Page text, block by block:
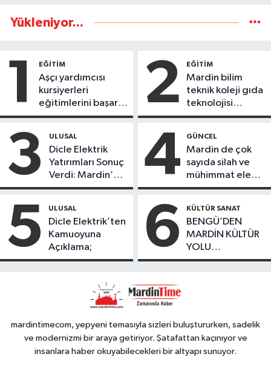
Yükleniyor...
1 EĞİTİM
Aşçı yardımcısı
kursiyerleri
eğitimlerini başarı
ile tamamladı
2 EĞİTİM
Mardin bilim
teknik koleji gıda
teknolojisi
öğrencileri
ürünlerini satarak
köydeki
çoçuklara kitap
desteğinde
bulundu
3 ULUSAL
Dicle Elektrik
Yatırımları Sonuç
Verdi: Mardin’de
Kayıp Kaçak
Düşüş
4 GÜNCEL
Mardin de çok
sayıda silah ve
mühimmat ele
geçirildi
5 ULUSAL
Dicle Elektrik’ten
Kamuoyuna
Açıklama;
6 KÜLTÜR SANAT
BENGÜ’DEN
MARDİN KÜLTÜR
YOLU
FESTIVALİ’NDE
mardintimecom, yepyeni temasıyla sizleri buluştururken, sadelik
ve modernizmi bir araya getiriyor. Şatafattan kaçınıyor ve
insanlara haber okuyabilecekleri bir altyapı sunuyor.